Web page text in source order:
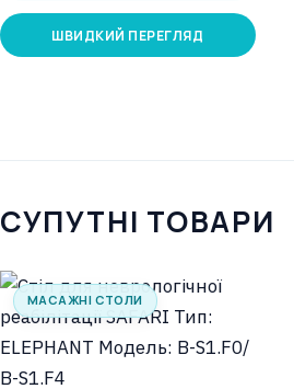
ШВИДКИЙ ПЕРЕГЛЯД
СУПУТНІ ТОВАРИ
МАСАЖНІ СТОЛИ